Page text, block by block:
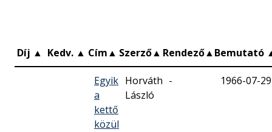
Díj ▲ Kedv. ▲ Cím▲ Szerző▲ Rendező▲Bemutató
Egyik
a
kettő
közül
Horváth
László
- 1966-07-29